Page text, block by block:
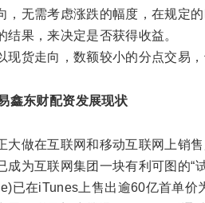
，无需考虑涨跌的幅度，在规定
结果，来决定是否获得收益。
现货走向，数额较小的分点交易，
鑫东财配资发展现状
大做在互联网和移动互联网上销
成为互联网集团一块有利可图的“试
已在iTunes上售出逾60亿首单